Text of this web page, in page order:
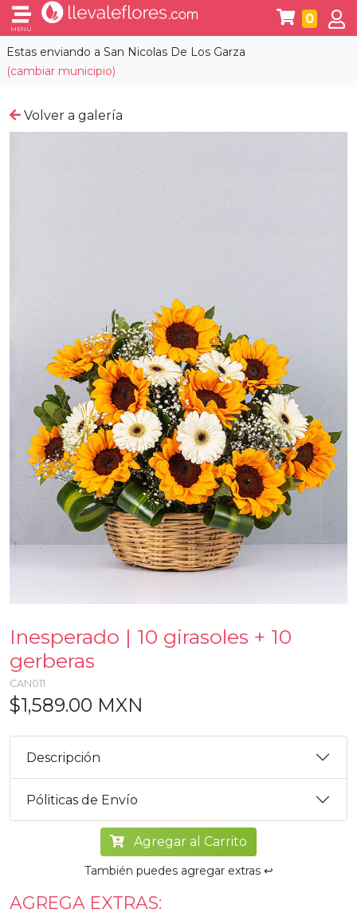
Estas enviando a San Nicolas De Los Garza
(cambiar municipio)
MENÚ
0
Volver a galería
Inesperado | 10 girasoles + 10
gerberas
CAN011
$1,589.00 MXN
Descripción
Póliticas de Envío
Agregar al Carrito
También puedes agregar extras ↩️
AGREGA EXTRAS: